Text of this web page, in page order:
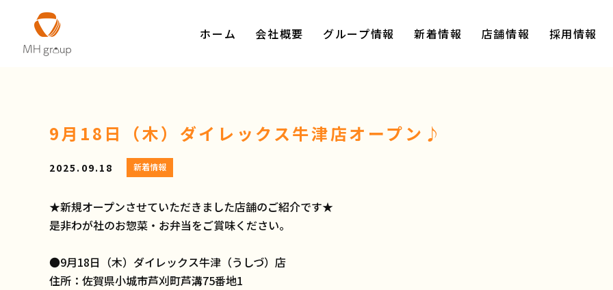
ホーム 会社概要 グループ情報 新着情報 店舗情報 採用情報
9月18日（木）ダイレックス牛津店オープン♪
2025.09.18 新着情報
★新規オープンさせていただきました店舗のご紹介です★
是非わが社のお惣菜・お弁当をご賞味ください。
●9月18日（木）ダイレックス牛津（うしづ）店
住所：佐賀県小城市芦刈町芦溝75番地1